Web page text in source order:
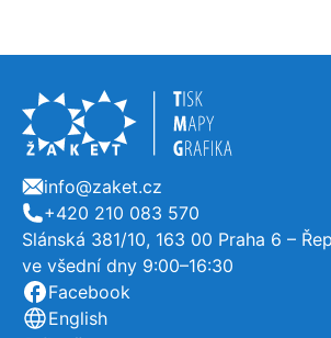
E-mail
info@zaket.cz
Telefon
+420 210 083 570
Slánská 381/10, 163 00 Praha 6 –
ve všední dny 9:00–16:30
Užitečné odkazy, o firmě
Facebook
English